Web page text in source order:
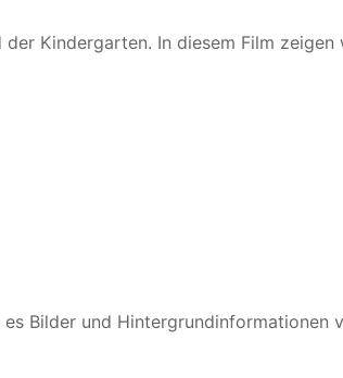
Kindergarten. In diesem Film
Bilder und Hintergrundinformationen